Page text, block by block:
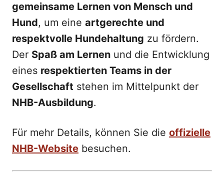
gemeinsame Lernen von Mensch und
Hund, um eine artgerechte und
respektvolle Hundehaltung zu fördern.
Der Spaß am Lernen und die Entwicklung
eines respektierten Teams in der
Gesellschaft stehen im Mittelpunkt der
NHB-Ausbildung.
Für mehr Details, können Sie die offizielle
NHB-Website besuchen.